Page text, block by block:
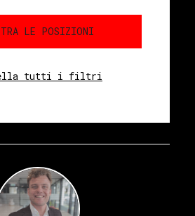
LE POSIZIONI
tutti i filtri